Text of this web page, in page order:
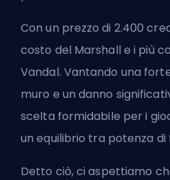
Con un prezzo di 2.400
costo del Marshall e i più
Vandal. Vantando una
muro e un danno
scelta formidabile per i
un equilibrio tra potenza
Detto ciò, ci aspettiamo